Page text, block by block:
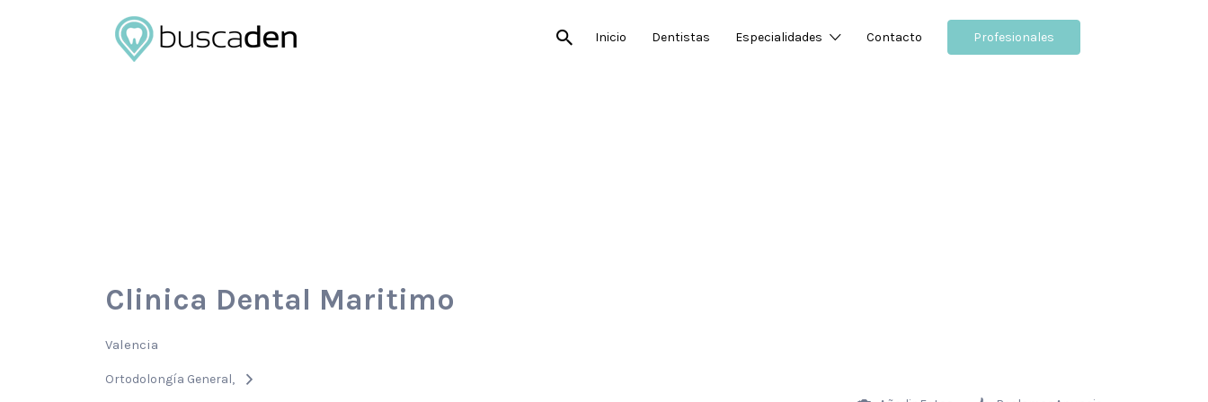
Inicio Dentistas Especialidades Contacto Profesionales
Buscar
por:
Clinica Dental Maritimo
Valencia
Ortodolongía General